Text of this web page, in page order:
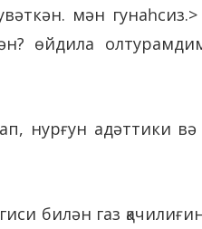
мән
өйдила
нурғун адәттики вә
билән газ